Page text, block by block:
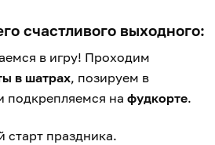
счастливого выходного:
в игру! Проходим
в шатрах, позируем в
подкрепляемся на фудкорте.
праздника.